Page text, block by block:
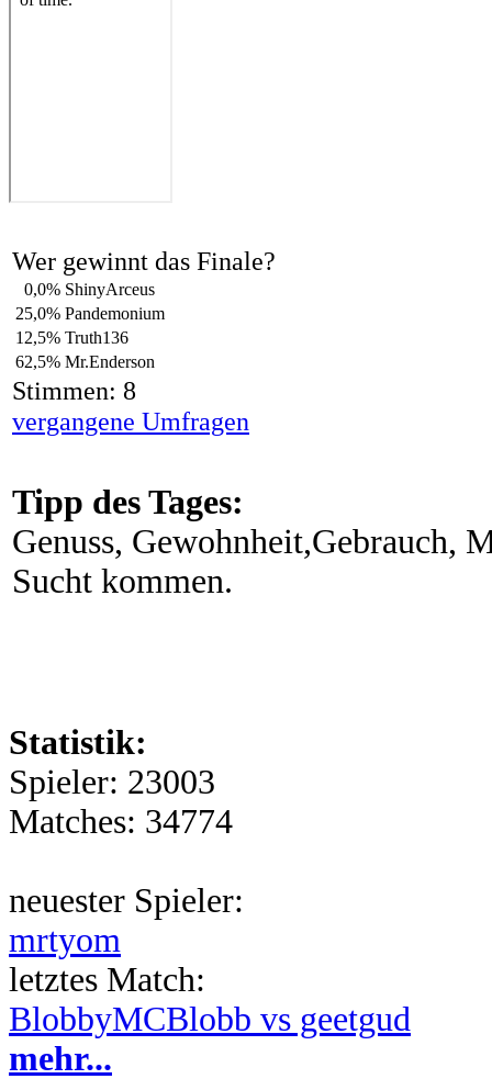
Wer gewinnt das Finale?
0,0% ShinyArceus
25,0% Pandemonium
12,5% Truth136
62,5% Mr.Enderson
Stimmen: 8
vergangene Umfragen
Tipp des Tages:
Genuss, Gewohnheit,Gebrauch,
Sucht kommen.
Statistik:
Spieler: 23003
Matches: 34774
neuester Spieler:
mrtyom
letztes Match:
BlobbyMCBlobb vs geetgud
mehr...